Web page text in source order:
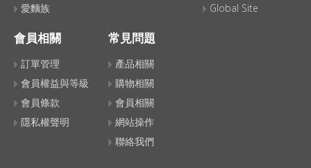
愛麵族
Global Site
會員相關
訂單管理
會員權益與等級
會員條款
隱私權聲明
常見問題
產品相關
購物相關
會員相關
網站操作
聯絡我們